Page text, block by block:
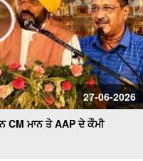
27-06-2026
CM ਮਾਨ ਤੇ AAP ਦੇ ਕੌਮੀ